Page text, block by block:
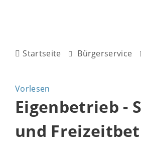
Startseite Bürgerservice
Vorlesen
Eigenbetrieb -
und